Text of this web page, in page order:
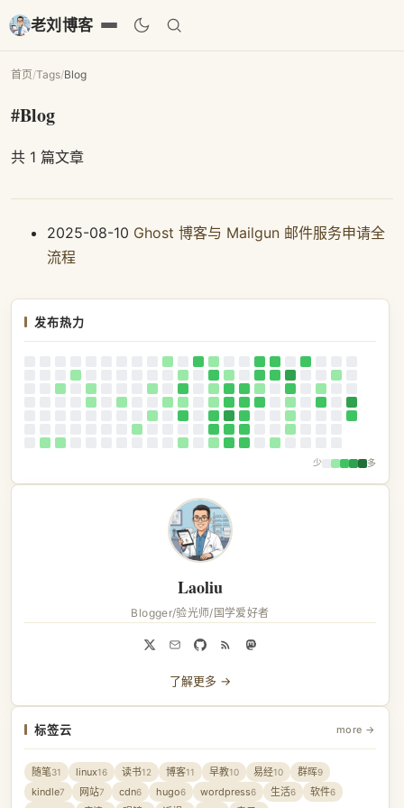
老刘博客
首页/Tags/Blog
#Blog
共 1 篇文章
2025-08-10 Ghost 博客与 Mailgun 邮件服务申请全
流程
发布热力
少 多
Laoliu
Blogger/验光师/国学爱好者
了解更多 →
标签云 more →
随笔31 linux16 读书12 博客11 早教10 易经10 群晖9
kindle7 网站7 cdn6 hugo6 wordpress6 生活6 软件6